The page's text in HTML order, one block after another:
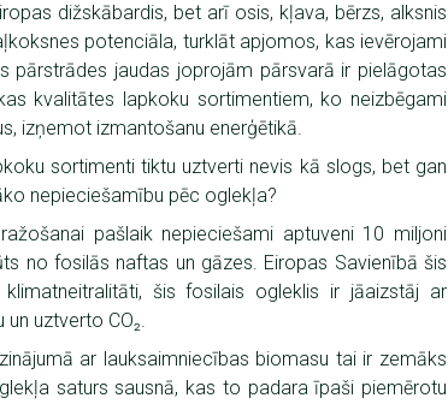
dižskābardis, bet arī osis, kļava, bērzs, alksnis
potenciāla, turklāt apjomos, kas ievērojami
pārstrādes jaudas joprojām pārsvarā ir pielāgotas
kvalitātes lapkoku sortimentiem, ko neizbēgami
izņemot izmantošanu enerģētikā.
sortimenti tiktu uztverti nevis kā slogs, bet gan
nepieciešamību pēc oglekļa?
pašlaik nepieciešami aptuveni 10 miljoni
no fosilās naftas un gāzes. Eiropas Savienībā šis
šis fosilais ogleklis ir jāaizstāj ar
uztverto CO₂.
ar lauksaimniecības biomasu tai ir zemāks
saturs sausnā, kas to padara īpaši piemērotu